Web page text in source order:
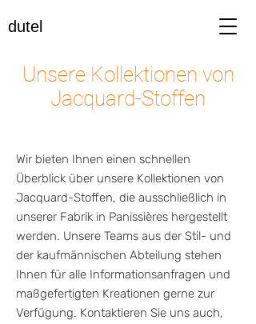
dutel
Unsere Kollektionen von
Jacquard-Stoffen
Wir bieten Ihnen einen schnellen
Überblick über unsere Kollektionen von
Jacquard-Stoffen, die ausschließlich in
unserer Fabrik in Panissières hergestellt
werden. Unsere Teams aus der Stil- und
der kaufmännischen Abteilung stehen
Ihnen für alle Informationsanfragen und
maßgefertigten Kreationen gerne zur
Verfügung. Kontaktieren Sie uns auch,